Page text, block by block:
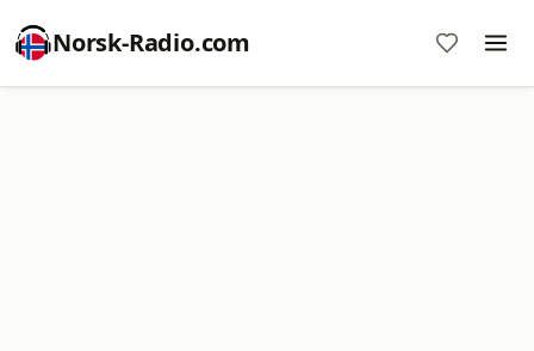
Norsk-Radio.com